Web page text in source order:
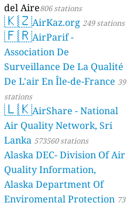
del Aire806 stations
🇰🇿AirKaz.org 249 stations
🇫🇷AirParif -
Association De
Surveillance De La Qualité
De L'air En Île-de-France 39
stations
🇱🇰AirShare - National
Air Quality Network, Sri
Lanka 573560 stations
Alaska DEC- Division Of Air
Quality Information,
Alaska Department Of
Enviromental Protection 73